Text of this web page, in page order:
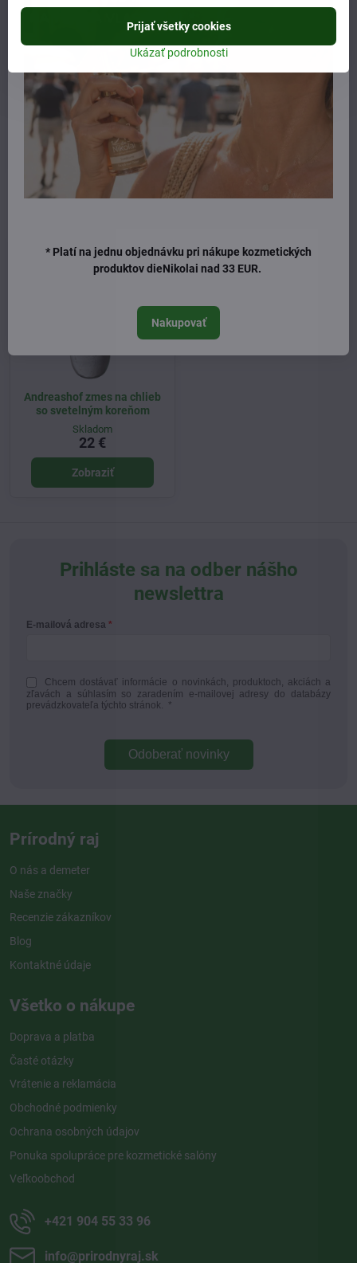
svetelný koreň v prášku 30g
Skladom
32 €
Do košíka
svetelný koreň v kapsuliach
Naposledy ste si prezerali
Andreashof zmes na chlieb
so svetelným koreňom
Skladom
22 €
Zobraziť
Prihláste sa na odber nášho
newslettra
E-mailová adresa
Chcem dostávať informácie o novinkách, produktoch, akciách a
zľavách a súhlasím so zaradením e-mailovej adresy do databázy
prevádzkovateľa týchto stránok.
*
Odoberať novinky
Prírodný raj
O nás a demeter
Naše značky
Recenzie zákazníkov
Blog
Kontaktné údaje
Všetko o nákupe
Doprava a platba
Časté otázky
Vrátenie a reklamácia
Obchodné podmienky
Ochrana osobných údajov
Ponuka spolupráce pre kozmetické salóny
Veľkoobchod
+421 904 55 33 96
info​@prirodnyraj​.sk
Ukázať podrobnosti
Prijať všetky cookies
* Platí na jednu objednávku pri nákupe kozmetických
produktov dieNikolai nad 33 EUR.
Nakupovať